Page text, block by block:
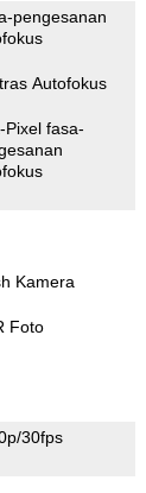
pengesanan
Autofokus
fasa-
Kamera
Foto
30fps